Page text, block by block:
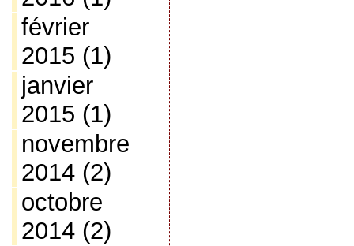
février
2015 (1)
janvier
2015 (1)
novembre
2014(2)
octobre
2014(2)